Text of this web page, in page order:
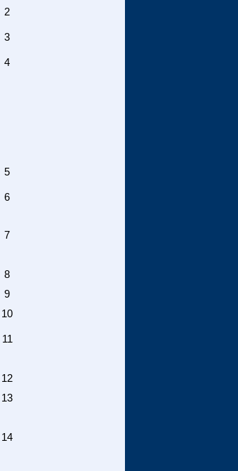
2
3
4
5
6
7
8
9
10
11
12
13
14